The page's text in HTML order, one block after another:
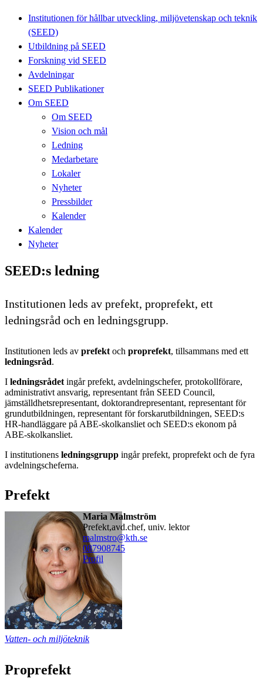
Institutionen för hållbar utveckling, miljövetenskap och teknik
(SEED)
Utbildning på SEED
Forskning vid SEED
Avdelningar
SEED Publikationer
Om SEED
Om SEED
Vision och mål
Ledning
Medarbetare
Lokaler
Nyheter
Pressbilder
Kalender
Kalender
Nyheter
SEED:s ledning
Institutionen leds av prefekt, proprefekt, ett
ledningsråd och en ledningsgrupp.
Institutionen leds av prefekt och proprefekt, tillsammans med ett
ledningsråd.
I ledningsrådet ingår prefekt, avdelningschefer, protokollförare,
administrativt ansvarig, representant från SEED Council,
jämställdhetsrepresentant, doktorandrepresentant, representant för
grundutbildningen, representant för forskarutbildningen, SEED:s
HR-handläggare på ABE-skolkansliet och SEED:s ekonom på
ABE-skolkansliet.
I institutionens ledningsgrupp ingår prefekt, proprefekt och de fyra
avdelningscheferna.
Prefekt
Maria Malmström
prefekt,avd.chef, univ. lektor
malmstro@kth.se
087908745
Profil
Vatten- och miljöteknik
Proprefekt